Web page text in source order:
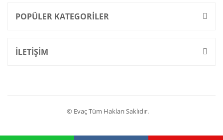
POPÜLER KATEGORİLER
İLETİŞİM
© Evaç Tüm Hakları Saklıdır.